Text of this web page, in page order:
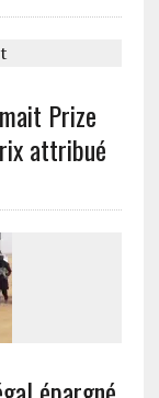
Prize
attribué